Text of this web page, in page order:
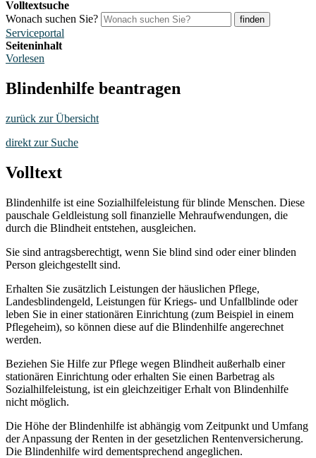
Volltextsuche
Wonach suchen Sie?
finden
Serviceportal
Seiteninhalt
Vorlesen
Blindenhilfe beantragen
zurück zur Übersicht
direkt zur Suche
Volltext
Blindenhilfe ist eine Sozialhilfeleistung für blinde Menschen. Diese
pauschale Geldleistung soll finanzielle Mehraufwendungen, die
durch die Blindheit entstehen, ausgleichen.
Sie sind antragsberechtigt, wenn Sie blind sind oder einer blinden
Person gleichgestellt sind.
Erhalten Sie zusätzlich Leistungen der häuslichen Pflege,
Landesblindengeld, Leistungen für Kriegs- und Unfallblinde oder
leben Sie in einer stationären Einrichtung (zum Beispiel in einem
Pflegeheim), so können diese auf die Blindenhilfe angerechnet
werden.
Beziehen Sie Hilfe zur Pflege wegen Blindheit außerhalb einer
stationären Einrichtung oder erhalten Sie einen Barbetrag als
Sozialhilfeleistung, ist ein gleichzeitiger Erhalt von Blindenhilfe
nicht möglich.
Die Höhe der Blindenhilfe ist abhängig vom Zeitpunkt und Umfang
der Anpassung der Renten in der gesetzlichen Rentenversicherung.
Die Blindenhilfe wird dementsprechend angeglichen.